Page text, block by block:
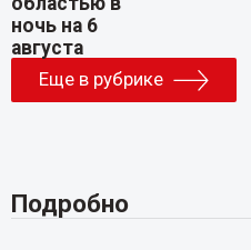
Еще в рубрике
Подробно